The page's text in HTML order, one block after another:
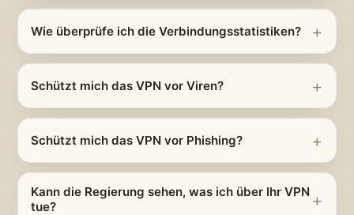
Wie überprüfe ich die Verbindungsstatistiken?
Schützt mich das VPN vor Viren?
Schützt mich das VPN vor Phishing?
Kann die Regierung sehen, was ich über Ihr VPN
tue?